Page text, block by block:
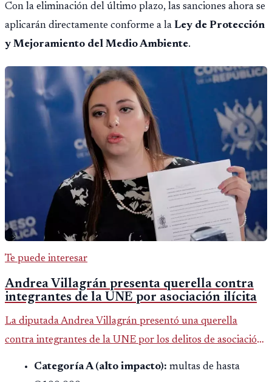
Con la eliminación del último plazo, las sanciones ahora se
aplicarán directamente conforme a la Ley de Protección
y Mejoramiento del Medio Ambiente.
Te puede interesar
Andrea Villagrán presenta querella contra
integrantes de la UNE por asociación ilícita
La diputada Andrea Villagrán presentó una querella
contra integrantes de la UNE por los delitos de asociación
ilícita, terrorismo y sedición.
Categoría A (alto impacto): multas de hasta